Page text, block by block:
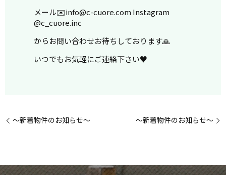
メール✉️info@c-cuore.com Instagram
@c_cuore.inc
からお問い合わせお待ちしております🙏
いつでもお気軽にご連絡下さい♥
～新着物件のお知らせ～ ～新着物件のお知らせ～